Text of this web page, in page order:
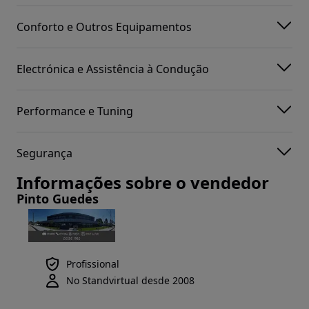
Conforto e Outros Equipamentos
Electrónica e Assistência à Condução
Performance e Tuning
Segurança
Informações sobre o vendedor
Pinto Guedes
Profissional
No Standvirtual desde 2008